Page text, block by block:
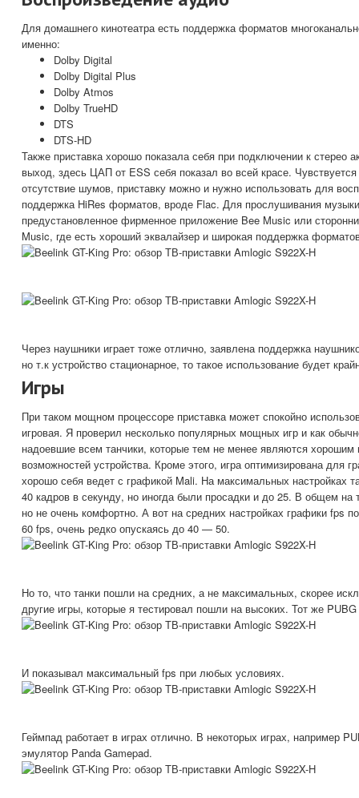
Для домашнего кинотеатра есть поддержка форматов
именно:
Dolby Digital
Dolby Digital Plus
Dolby Atmos
Dolby TrueHD
DTS
DTS-HD
Также приставка хорошо показала себя при подключении к стерео
выход, здесь ЦАП от ESS себя показал во всей красе.
отсутствие шумов, приставку можно и нужно использовать для
поддержка HiRes форматов, вроде Flac. Для прослушивания
предустановленное фирменное приложение Bee Music или
Music, где есть хороший эквалайзер и широкая поддержка
Через наушники играет тоже отлично, заявлена поддержка
но т.к устройство стационарное, то такое использование будет
Игры
При таком мощном процессоре приставка может спокойно
игровая. Я проверил несколько популярных мощных игр и как
надоевшие всем танчики, которые тем не менее являются
возможностей устройства. Кроме этого, игра оптимизирована для
хорошо себя ведет с графикой Mali. На максимальных настройках
40 кадров в секунду, но иногда были просадки и до 25. В общем на
но не очень комфортно. А вот на средних настройках графики fps
60 fps, очень редко опускаясь до 40 — 50.
Но то, что танки пошли на средних, а не максимальных, скорее
другие игры, которые я тестировал пошли на высоких. Тот же
И показывал максимальный fps при любых условиях.
Геймпад работает в играх отлично. В некоторых играх, например
эмулятор Panda Gamepad.